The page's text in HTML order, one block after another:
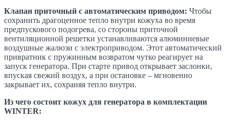
Клапан приточный с автоматическим приводом: Чтобы
сохранить драгоценное тепло внутри кожуха во время
предпускового подогрева, со стороны приточной
вентиляционной решетки устанавливаются алюминиевые
воздушные жалюзи с электроприводом. Этот автоматический
привратник с пружинным возвратом чутко реагирует на
запуск генератора. При старте привод открывает заслонки,
впуская свежий воздух, а при остановке – мгновенно
закрывает их, сохраняя тепло внутри.
Из чего состоит кожух для генератора в комплектации
WINTER: